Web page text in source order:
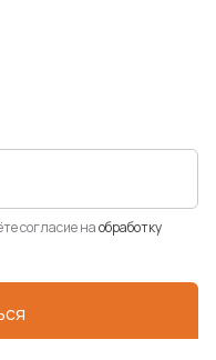
согласие наобработку